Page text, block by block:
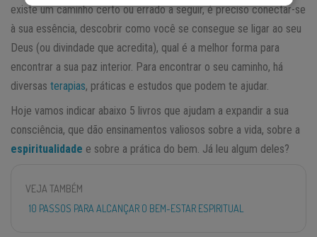
existe um caminho certo ou errado a seguir, é preciso conectar-se
à sua essência, descobrir como você se consegue se ligar ao seu
Deus (ou divindade que acredita), qual é a melhor forma para
encontrar a sua paz interior. Para encontrar o seu caminho, há
diversas terapias, práticas e estudos que podem te ajudar.
Hoje vamos indicar abaixo 5 livros que ajudam a expandir a sua
consciência, que dão ensinamentos valiosos sobre a vida, sobre a
espiritualidade e sobre a prática do bem. Já leu algum deles?
VEJA TAMBÉM
10 PASSOS PARA ALCANÇAR O BEM-ESTAR ESPIRITUAL